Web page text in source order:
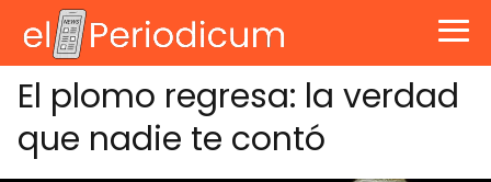
El plomo regresa: la verdad
que nadie te contó